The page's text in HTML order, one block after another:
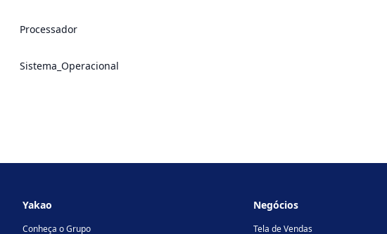
Processador
Sistema_Operacional
Yakao
Conheça o Grupo
Negócios
Tela de Vendas